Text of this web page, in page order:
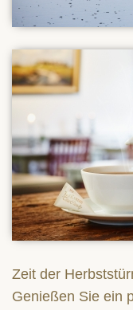
Zeit der
Genießen Sie ein